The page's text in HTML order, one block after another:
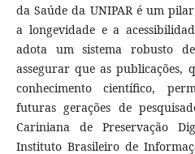
da Saúde da UNIPAR é um
a longevidade e a
adota um sistema robusto
assegurar que as publicações,
conhecimento científico,
futuras gerações de
Cariniana de Preservação
Instituto Brasileiro de